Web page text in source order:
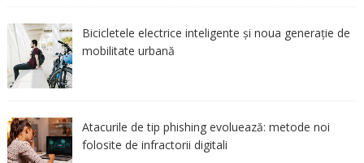
Bicicletele electrice inteligente și noua generație de
mobilitate urbană
Atacurile de tip phishing evoluează: metode noi
folosite de infractorii digitali